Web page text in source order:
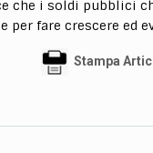
che i soldi pubblici
per fare crescere ed
Stampa